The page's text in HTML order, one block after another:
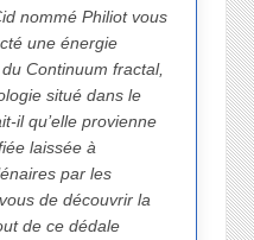
nommé Philiot vous
une énergie
Continuum fractal,
situé dans le
il qu’elle provienne
laissée à
par les
de découvrir la
de ce dédale